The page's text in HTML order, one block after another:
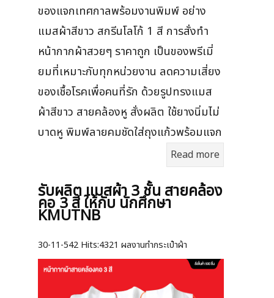
ของแจกเทศกาลพร้อมงานพิมพ์ อย่าง
แมสผ้าสีขาว สกรีนโลโก้ 1 สี การสั่งทำ
หน้ากากผ้าสวยๆ ราคาถูก เป็นของพรีเมี่
ยมที่เหมาะกับทุกหน่วยงาน ลดความเสี่ยง
ของเชื้อโรคเพื่อคนที่รัก ด้วยรูปทรงแมส
ผ้าสีขาว สายคล้องหู สั่งผลิต ใช้ยางนิ่มไม่
บาดหู พิมพ์ลายคมชัดใส่ถุงแก้วพร้อมแจก
Read more
รับผลิต แมสผ้า 3 ชั้น สายคล้อง
คอ 3 สี ให้กับ นักศึกษา
KMUTNB
30-11-542 Hits:4321 ผลงานทำกระเป๋าผ้า